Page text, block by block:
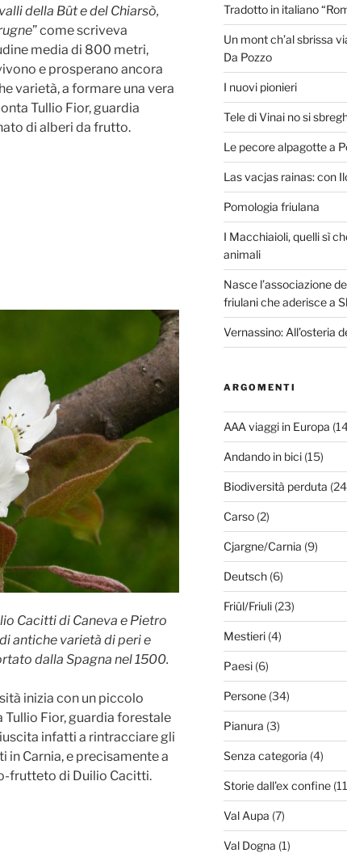
della Bût e del Chiarsò,
” come scriveva
media di 800 metri,
e prosperano ancora
varietà, a formare una vera
Tullio Fior, guardia
di alberi da frutto.
Cacitti di Caneva e Pietro
antiche varietà di peri e
dalla Spagna nel 1500.
inizia con un piccolo
Fior, guardia forestale
infatti a rintracciare gli
in Carnia, e precisamente a
frutteto di Duilio Cacitti.
Tradotto in italiano
Un mont ch’al sbrissa
Da Pozzo
I nuovi pionieri
Tele di Vinai no si
Le pecore alpagotte a
Las vacjas rainas: con
Pomologia friulana
I Macchiaioli, quelli sì
animali
Nasce l’associazione
friulani che aderisce a
Vernassino: All’osteria
ARGOMENTI
AAA viaggi in Europa
Andando in bici(15)
Biodiversità perduta
Carso(2)
Cjargne/Carnia (9)
Deutsch(6)
Friûl/Friuli(23)
Mestieri(4)
Paesi(6)
Persone(34)
Pianura (3)
Senza categoria (4)
Storie dall'ex confine
Val Aupa (7)
Val Dogna (1)